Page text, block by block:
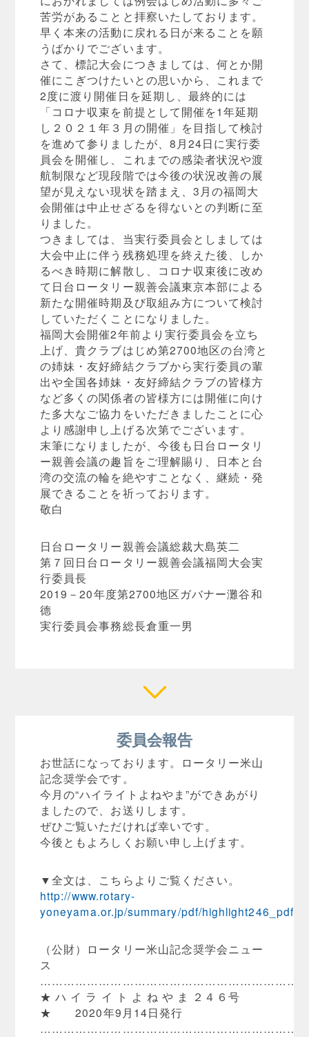
苦労があることと拝察いたしております。
早く本来の活動に戻れる日が来ることを願
うばかりでございます。
さて、標記大会につきましては、何とか開
催にこぎつけたいとの思いから、これまで
2度に渡り開催日を延期し、最終的には
「コロナ収束を前提として開催を1年延期
し２０２１年３月の開催」を目指して検討
を進めて参りましたが、8月24日に実行委
員会を開催し、これまでの感染者状況や渡
航制限など現段階では今後の状況改善の展
望が見えない現状を踏まえ、3月の福岡大
会開催は中止せざるを得ないとの判断に至
りました。
つきましては、当実行委員会としましては
大会中止に伴う残務処理を終えた後、しか
るべき時期に解散し、コロナ収束後に改め
て日台ロータリー親善会議東京本部による
新たな開催時期及び取組み方について検討
していただくことになりました。
福岡大会開催2年前より実行委員会を立ち
上げ、貴クラブはじめ第2700地区の台湾と
の姉妹・友好締結クラブから実行委員の輩
出や全国各姉妹・友好締結クラブの皆様方
など多くの関係者の皆様方には開催に向け
た多大なご協力をいただきましたことに心
より感謝申し上げる次第でございます。
末筆になりましたが、今後も日台ロータリ
ー親善会議の趣旨をご理解賜り、日本と台
湾の交流の輪を絶やすことなく、継続・発
展できることを祈っております。
敬白
日台ロータリー親善会議総裁大島英二
第７回日台ロータリー親善会議福岡大会実
行委員長
2019－20年度第2700地区ガバナー灘谷和
德
実行委員会事務総長倉重一男
委員会報告
お世話になっております。ロータリー米山
記念奨学会です。
今月の“ハイライトよねやま”ができあがり
ましたので、お送りします。
ぜひご覧いただければ幸いです。
今後ともよろしくお願い申し上げます。
▼全文は、こちらよりご覧ください。
http://www.rotary-
yoneyama.or.jp/summary/pdf/
（公財）ロータリー米山記念奨学会ニュー
ス
★ ハ イ ラ イ ト よ ね や ま ２４６号
★ 2020年9月14日発行